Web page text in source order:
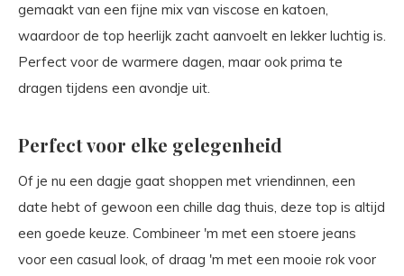
gemaakt van een fijne mix van viscose en katoen,
waardoor de top heerlijk zacht aanvoelt en lekker luchtig is.
Perfect voor de warmere dagen, maar ook prima te
dragen tijdens een avondje uit.
Perfect voor elke gelegenheid
Of je nu een dagje gaat shoppen met vriendinnen, een
date hebt of gewoon een chille dag thuis, deze top is altijd
een goede keuze. Combineer 'm met een stoere jeans
voor een casual look, of draag 'm met een mooie rok voor